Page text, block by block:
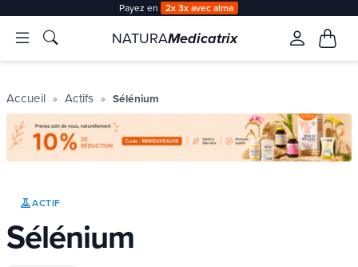
Payez en 2x 3x avec alma
NATURAMedicatrix
Accueil Actifs Sélénium
ACTIF
Sélénium